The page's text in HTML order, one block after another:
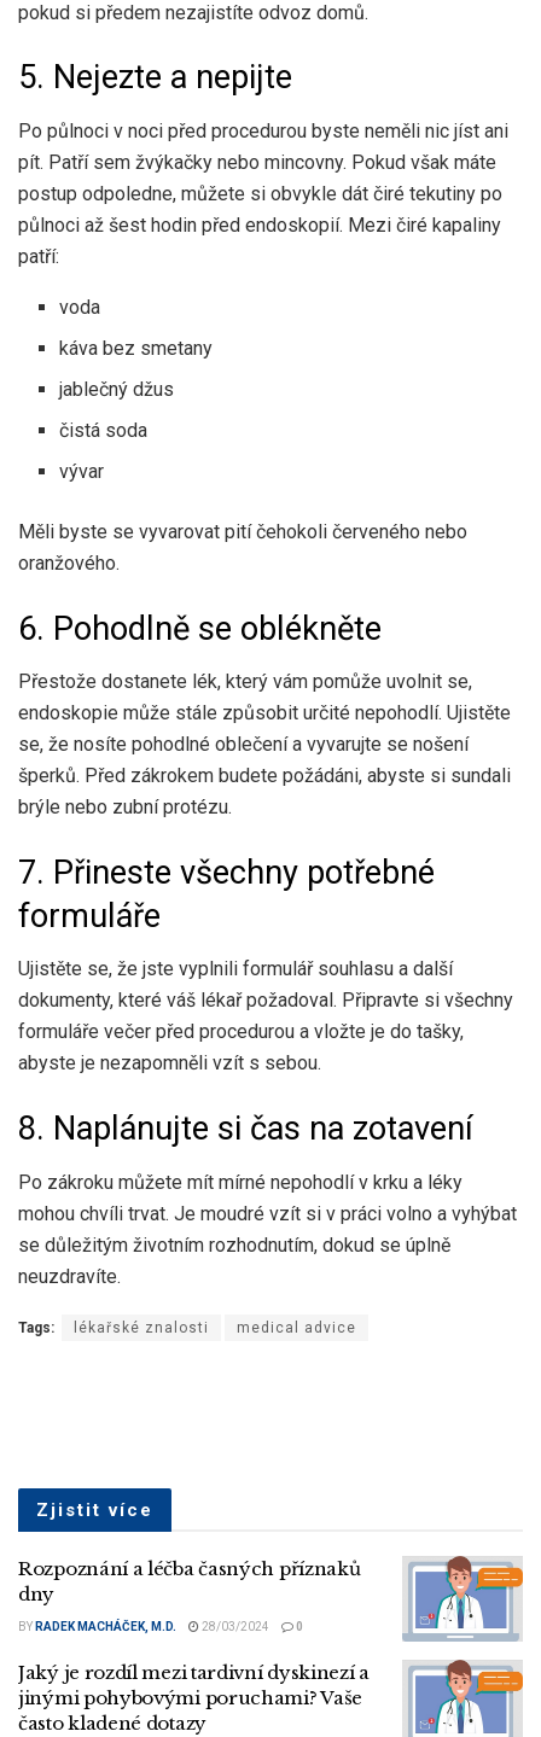
pokud si předem nezajistíte odvoz domů.
5. Nejezte a nepijte
Po půlnoci v noci před procedurou byste neměli nic jíst ani
pít. Patří sem žvýkačky nebo mincovny. Pokud však máte
postup odpoledne, můžete si obvykle dát čiré tekutiny po
půlnoci až šest hodin před endoskopií. Mezi čiré kapaliny
patří:
voda
káva bez smetany
jablečný džus
čistá soda
vývar
Měli byste se vyvarovat pití čehokoli červeného nebo
oranžového.
6. Pohodlně se oblékněte
Přestože dostanete lék, který vám pomůže uvolnit se,
endoskopie může stále způsobit určité nepohodlí. Ujistěte
se, že nosíte pohodlné oblečení a vyvarujte se nošení
šperků. Před zákrokem budete požádáni, abyste si sundali
brýle nebo zubní protézu.
7. Přineste všechny potřebné
formuláře
Ujistěte se, že jste vyplnili formulář souhlasu a další
dokumenty, které váš lékař požadoval. Připravte si všechny
formuláře večer před procedurou a vložte je do tašky,
abyste je nezapomněli vzít s sebou.
8. Naplánujte si čas na zotavení
Po zákroku můžete mít mírné nepohodlí v krku a léky
mohou chvíli trvat. Je moudré vzít si v práci volno a vyhýbat
se důležitým životním rozhodnutím, dokud se úplně
neuzdravíte.
Tags: lékařské znalosti medical advice
Zjistit více
Rozpoznání a léčba časných příznaků
dny
BY RADEK MACHÁČEK, M.D. 28/03/2024 0
Jaký je rozdíl mezi tardivní dyskinezí a
jinými pohybovými poruchami? Vaše
často kladené dotazy